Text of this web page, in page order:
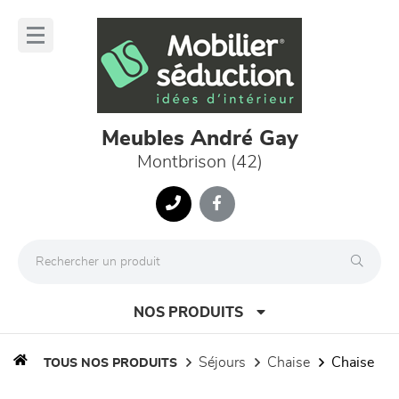
Meubles André Gay
Montbrison (42)
NOS PRODUITS
TOUS NOS PRODUITS séjours chaise chaise